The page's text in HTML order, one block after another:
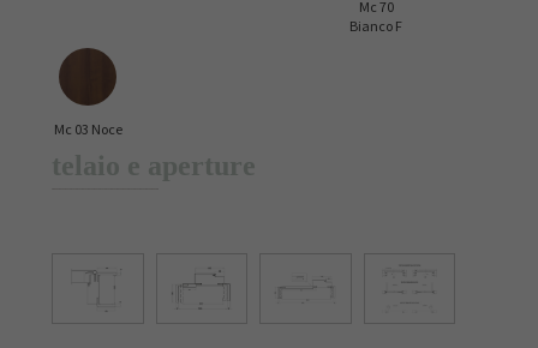
Mc 70
Bianco F
Mc 03 Noce
telaio e aperture